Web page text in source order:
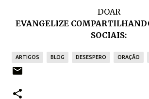
DOAR
EVANGELIZE
SOCIAIS:
ARTIGOS BLOG DESESPERO ORAÇÃO